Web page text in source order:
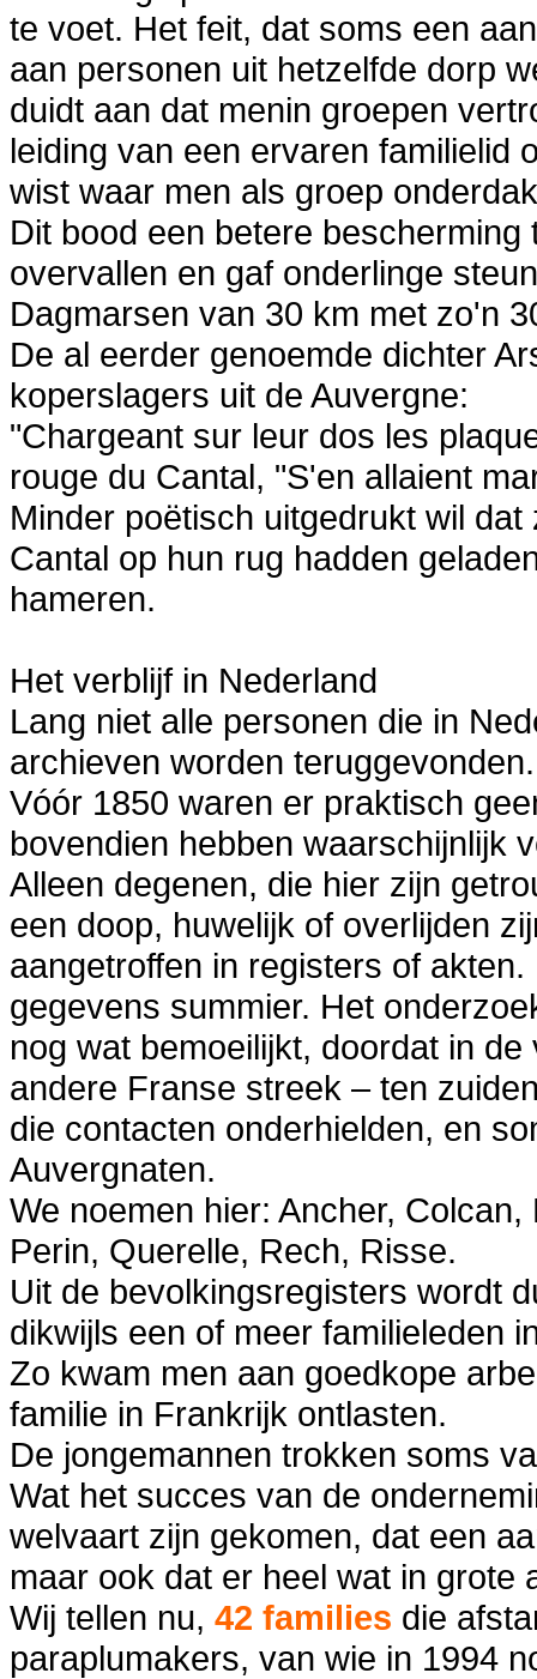
te voet. Het feit, dat soms een
aan personen uit hetzelfde dorp
duidt aan dat menin groepen
leiding van een ervaren familielid
wist waar men als groep
Dit bood een betere
overvallen en gaf onderlinge
Dagmarsen van 30 km met zo'n
De al eerder genoemde dichter
koperslagers uit de Auvergne:
"Chargeant sur leur dos les
rouge du Cantal, "S'en allaient
Minder poëtisch uitgedrukt wil
Cantal op hun rug hadden
hameren.
Het verblijf in Nederland
Lang niet alle personen die in
archieven worden teruggevonden.
Vóór 1850 waren er praktisch
bovendien hebben waarschijnlijk
Alleen degenen, die hier zijn
een doop, huwelijk of overlijden
aangetroffen in registers of
gegevens summier. Het
nog wat bemoeilijkt, doordat in
andere Franse streek – ten
die contacten onderhielden, en
Auvergnaten.
We noemen hier: Ancher,
Perin, Querelle, Rech, Risse.
Uit de bevolkingsregisters wordt
dikwijls een of meer familieleden
Zo kwam men aan goedkope
familie in Frankrijk ontlasten.
De jongemannen trokken soms
Wat het succes van de
welvaart zijn gekomen, dat een
maar ook dat er heel wat in grote
Wij tellen nu, 42 families die
paraplumakers, van wie in 1994